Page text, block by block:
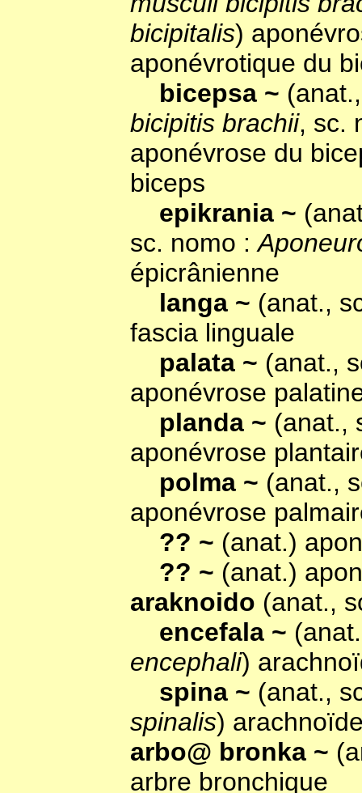
bicipitalis)
aponévrotique du
bicepsa ~
bicipitis brachii, sc.
aponévrose du
biceps
epikrania ~
sc. nomo :
épicrânienne
langa ~ (anat.,
fascia linguale
palata ~ (anat.,
aponévrose
planda ~ (anat.,
aponévrose
polma ~ (anat.,
aponévrose
?? ~ (anat.)
?? ~ (anat.)
araknoido (anat.,
encefala ~
encephali)
spina ~ (anat.,
spinalis)
arbo@ bronka ~
arbre bronchique